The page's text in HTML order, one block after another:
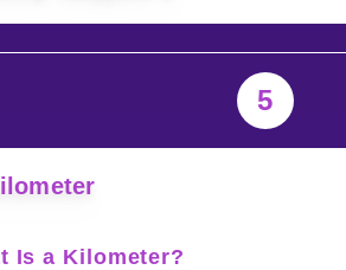
5
Is a Kilometer?